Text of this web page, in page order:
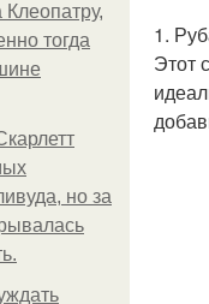
Клеопатру,
тогда
но за
1.
Этот